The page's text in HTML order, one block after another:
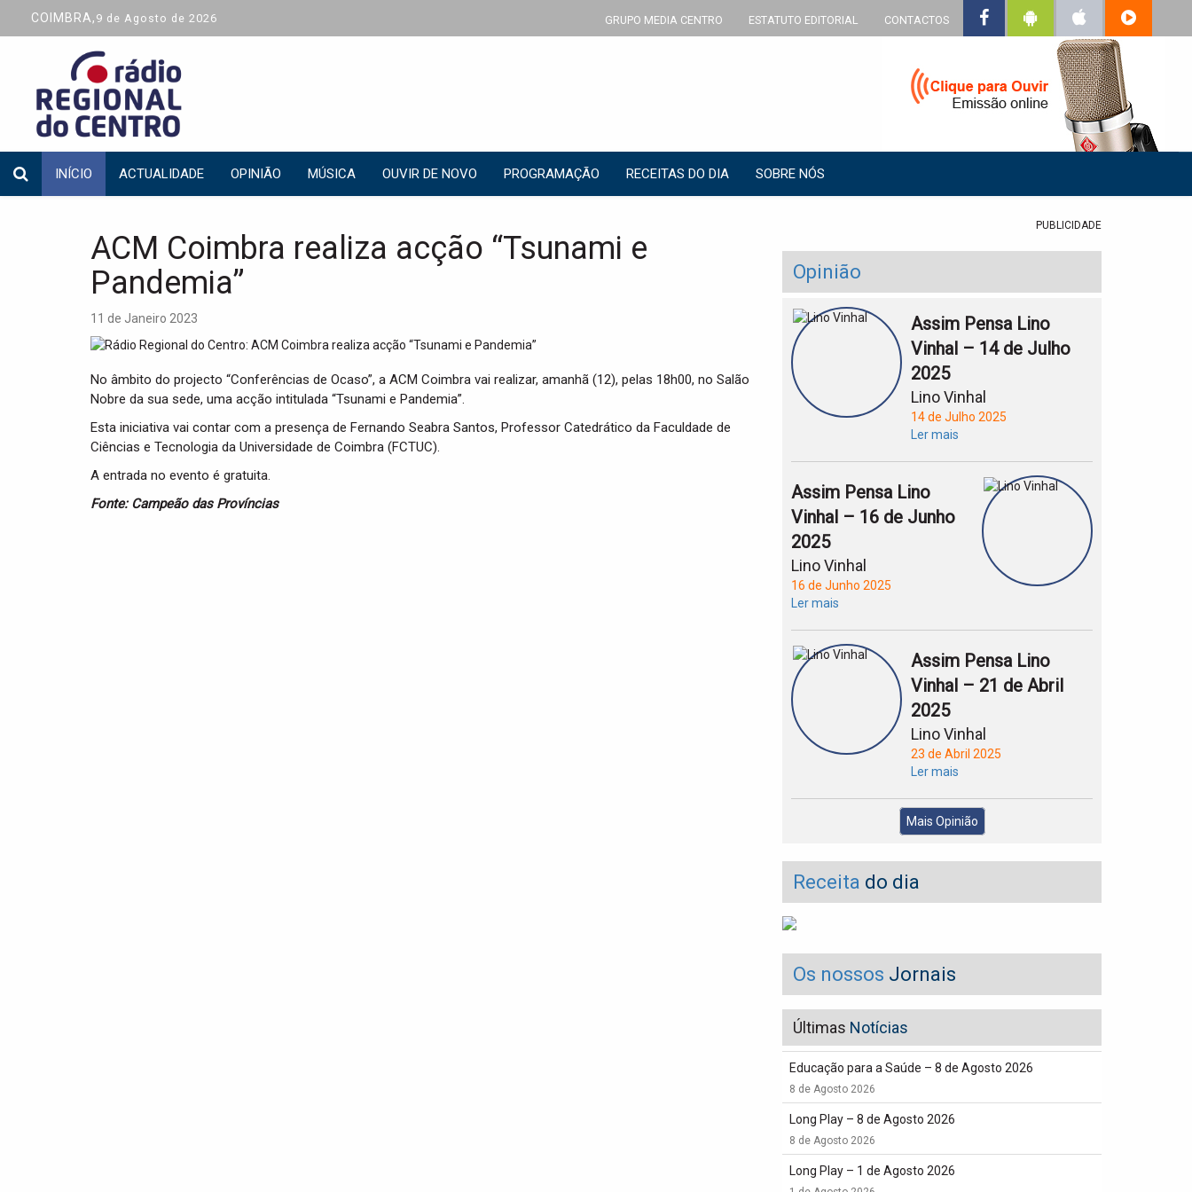
COIMBRA, 9 de Agosto de 2026 GRUPO MEDIA CENTRO ESTATUTO EDITORIAL CONTACTOS
INÍCIO ACTUALIDADE OPINIÃO MÚSICA OUVIR DE NOVO PROGRAMAÇÃO RECEITAS DO DIA SOBRE NÓS
ACM Coimbra realiza acção “Tsunami e
Pandemia”
11 de Janeiro 2023
No âmbito do projecto “Conferências de Ocaso”, a ACM Coimbra vai realizar, amanhã (12), pelas 18h00, no Salão
Nobre da sua sede, uma acção intitulada “Tsunami e Pandemia”.
Esta iniciativa vai contar com a presença de Fernando Seabra Santos, Professor Catedrático da Faculdade de
Ciências e Tecnologia da Universidade de Coimbra (FCTUC).
A entrada no evento é gratuita.
Fonte: Campeão das Províncias
PUBLICIDADE
Opinião
Assim Pensa Lino
Vinhal – 14 de Julho
2025
Lino Vinhal
14 de Julho 2025
Ler mais
Assim Pensa Lino
Vinhal – 16 de Junho
2025
Lino Vinhal
16 de Junho 2025
Ler mais
Assim Pensa Lino
Vinhal – 21 de Abril
2025
Lino Vinhal
23 de Abril 2025
Ler mais
Mais Opinião
Receita do dia
Os nossos Jornais
Últimas Notícias
Educação para a Saúde – 8 de Agosto 2026
8 de Agosto 2026
Long Play – 8 de Agosto 2026
8 de Agosto 2026
Long Play – 1 de Agosto 2026